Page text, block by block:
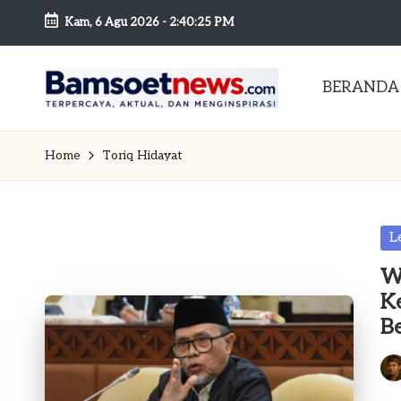
Skip
content
Kam, 6 Agu 2026 - 2:40:25 PM
B
a
o
et
n
dan
Mobilitas
BERANDA
Home Toriq Hidayat